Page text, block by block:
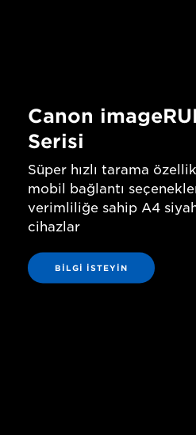
Canon
Serisi
Süper hızlı tarama
mobil bağlantı
verimliliğe sahip A4
cihazlar
BILGI ISTEYIN